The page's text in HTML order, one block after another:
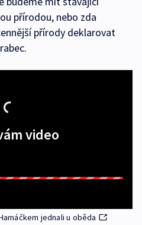
přírodou, nebo zda
přírody deklarovat
video
jednali u oběda